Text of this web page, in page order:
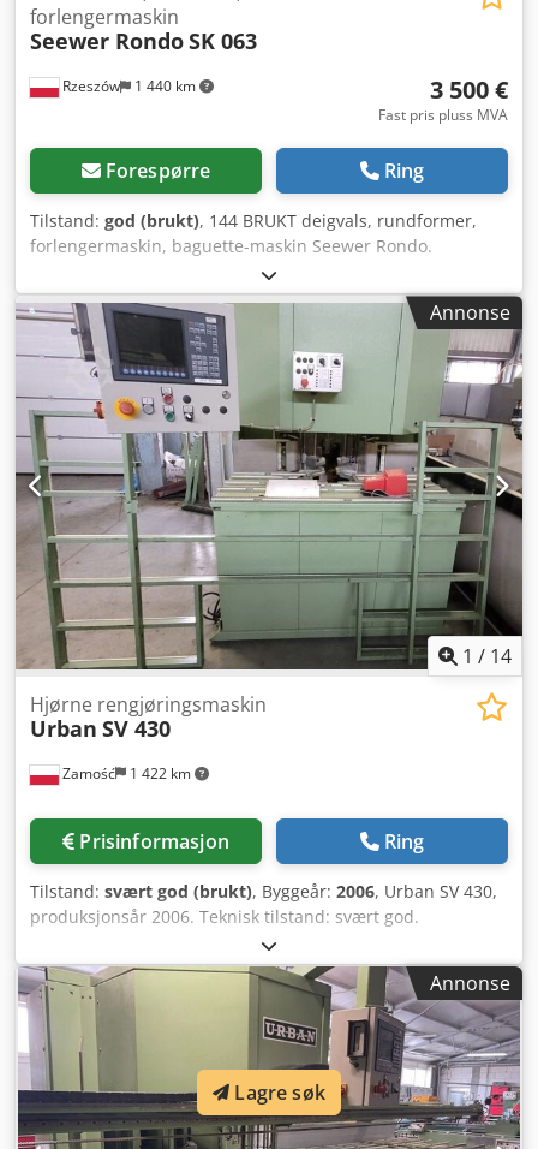
Rzeszów 1 440 km
forlengermaskin
Seewer RondoSK 063
3 500 €
Fast pris pluss MVA
Forespørre Ring
Tilstand: god (brukt), 144 BRUKT deigvals, rundformer,
forlengermaskin, baguette-maskin Seewer Rondo.
UTVENDIGE MÅL (i cm): - høyde: 170, - bredde: 115, -
lengde: 215, - vinge 1x: 108/62, - vinge 1x: 75/62, - vinge 1x:
114/62. Cjdpfexdkbqsx Akneha Utstyret er klart for visning
på vårt lager (36-068 Bachórz, Polen). Tilgjengelige
betalingsalternativer: overhaling / transport / montering /
igangkjøring. Oppgitt pris er netto. VI SNAKKER ENGELSK,
TYSK, FRANSK, RUSSISK, UKRAINSK.
Annonse
1 / 14
Zamość 1 422 km
Hjørne rengjøringsmaskin
Urban SV 430
Prisinformasjon Ring
Tilstand: svært god (brukt), Byggeår: 2006, Urban SV 430,
produksjonsår 2006. Teknisk tilstand: svært god.
Omfattende utstyr. Chedpfxowrpxte Aknea
Annonse
Lagre søk